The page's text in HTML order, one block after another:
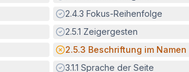
Erfüllt:
2.4.3 Fokus-Reihenfolge
Erfüllt:
2.5.1 Zeigergesten
Potenzielle Barriere:
2.5.3 Beschriftung im Namen
Erfüllt:
3.1.1 Sprache der Seite